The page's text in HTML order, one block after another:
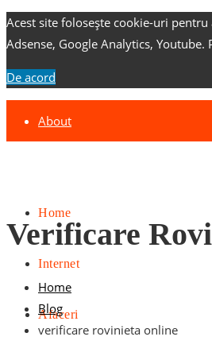
Acest site folosește cookie-uri
Adsense, Google Analytics, Youtube.
De acord
About
Home
Internet
Afaceri
Verificare
Home
Blog
verificare rovinieta online